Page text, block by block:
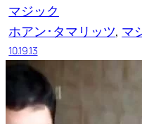
マジック
ホアン･タマリッツ, マ
10.19.13